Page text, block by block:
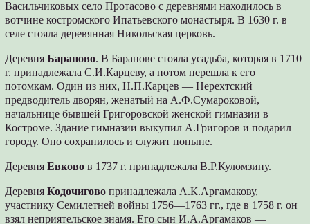
Васильчиковых село Протасово с деревнями находилось в
вотчине костромского Ипатьевского монастыря. В 1630 г. в
селе стояла деревянная Никольская церковь.
ДеревняБараново. В Баранове стояла усадьба, которая в 1710
г. принадлежала С.И.Карцеву, а потом перешла к его
потомкам. Один из них, Н.П.Карцев — Нерехтский
предводитель дворян, женатый на А.Ф.Сумароковой,
начальнице бывшей Григоровской женской гимназии в
Костроме. Здание гимназии выкупил А.Григоров и подарил
городу. Оно сохранилось и служит поныне.
ДеревняЕвково в 1737 г. принадлежала В.Р.Куломзину.
ДеревняКодочигово принадлежала А.К.Аргамакову,
участнику Семилетней войны 1756—1763 гг., где в 1758 г. он
взял неприятельское знамя. Его сын И.А.Аргамаков —